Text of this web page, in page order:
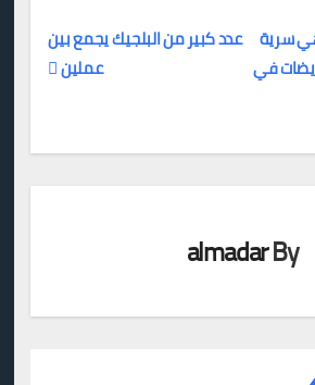
عدد كبير من البلجيك يجمع بين
عملين
سرية
في
By
almadar